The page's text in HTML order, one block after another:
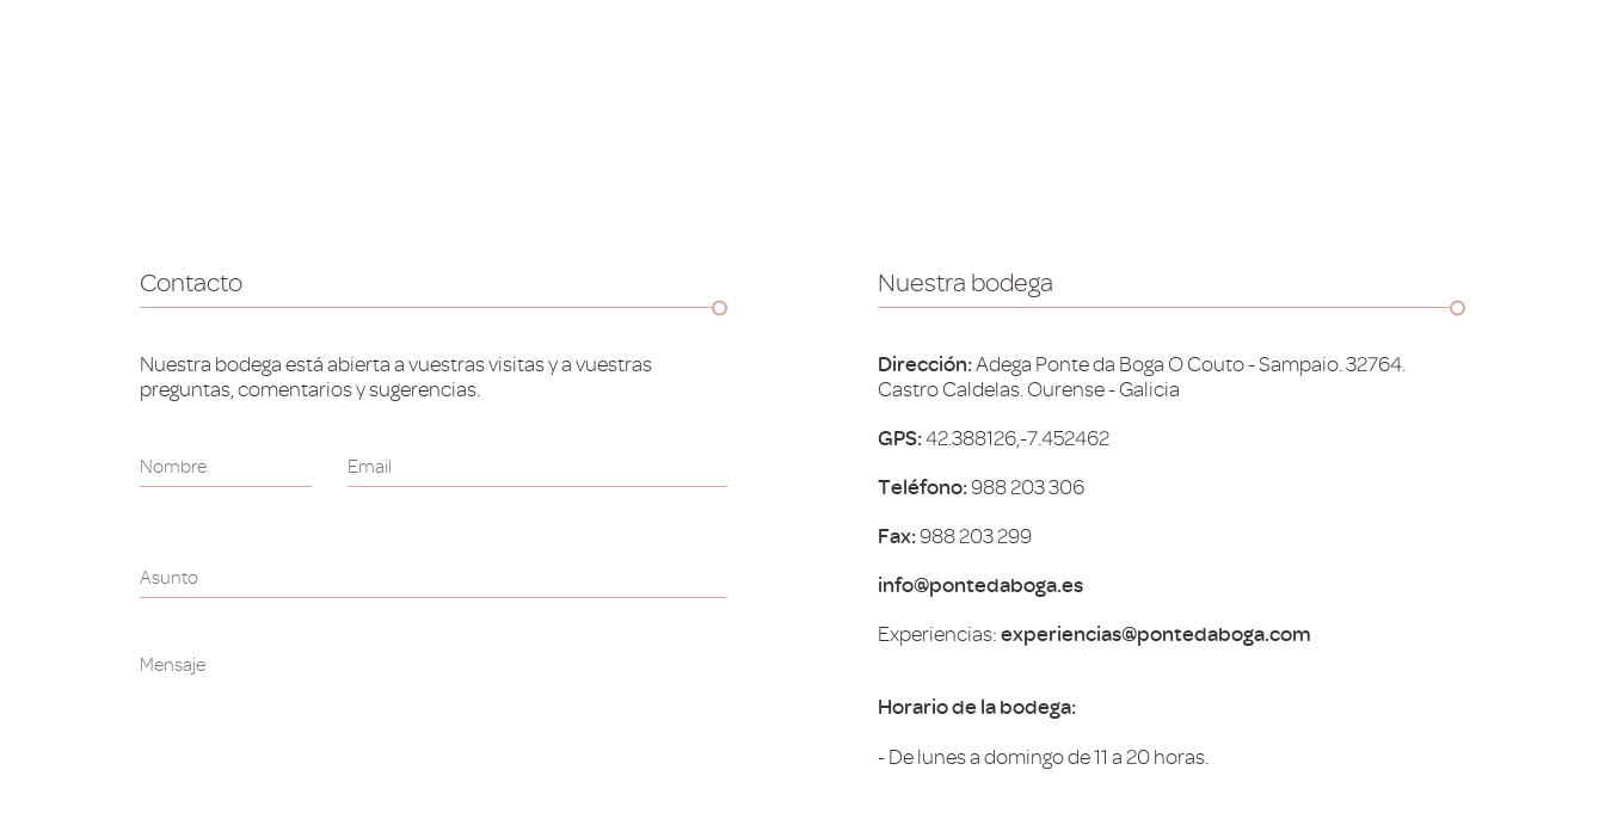
Contacto
Nuestra bodega está abierta a vuestras visitas y a vuestras
preguntas, comentarios y sugerencias.
Nombre Email
Asunto
Mensaje
Nuestra bodega
Dirección:Adega Ponte da Boga O Couto - Sampaio. 32764.
Castro Caldelas. Ourense - Galicia
GPS:42.388126,-7.452462
Teléfono:988 203 306
Fax:988 203 299
info@pontedaboga.es
Experiencias: experiencias@pontedaboga.com
Horario de la bodega:
- De lunes a domingo de 11 a 20 horas.